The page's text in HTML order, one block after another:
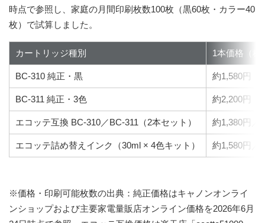
時点で参照し、 家庭の月間印刷枚数100枚（黒60枚・カラー40
枚） で試算しました。
カートリッジ種別 1本価格（税
BC-310 純正・黒 約1,580円
BC-311 純正・3色 約2,200円
エコッテ互換 BC-310／BC-311（2本セット） 約1,380円／
エコッテ詰め替えインク（30ml × 4色キット） 約1,580円／
※価格・印刷可能枚数の出典 ：純正価格はキャノンオンライ
ンショップおよび主要家電量販店オンライン価格を2026年6月